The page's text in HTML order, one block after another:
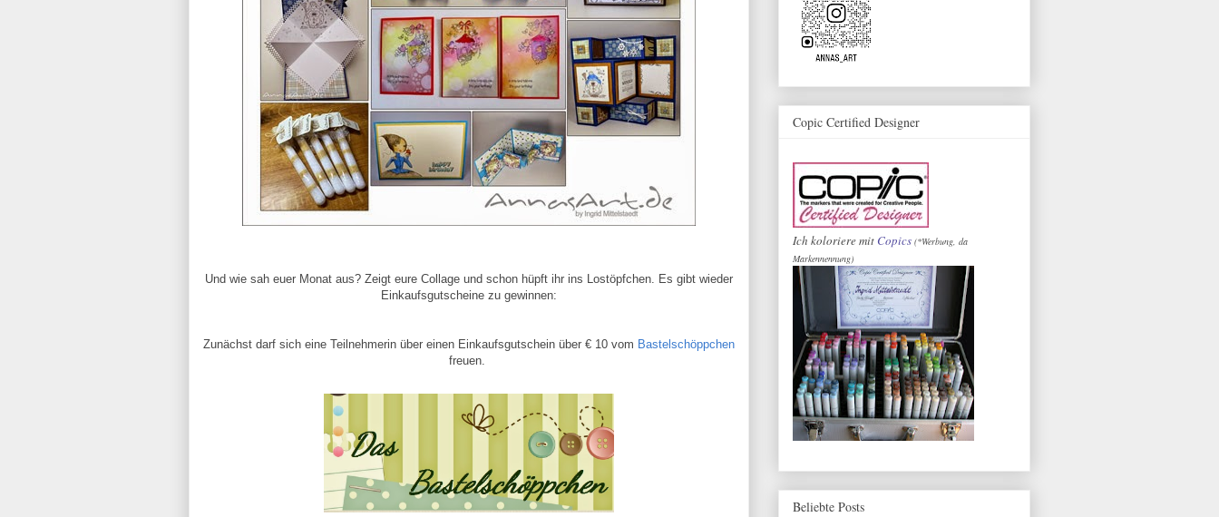
Und wie sah euer Monat aus? Zeigt eure Collage und schon hüpft ihr ins Lostöpfchen. Es gibt wieder
Einkaufsgutscheine zu gewinnen:
Zunächst darf sich eine Teilnehmerin über einen Einkaufsgutschein über € 10 vom Bastelschöppchen
freuen.
Copic Certified Designer
Ich koloriere mit Copics (*Werbung, da
Markennennung)
Beliebte Posts